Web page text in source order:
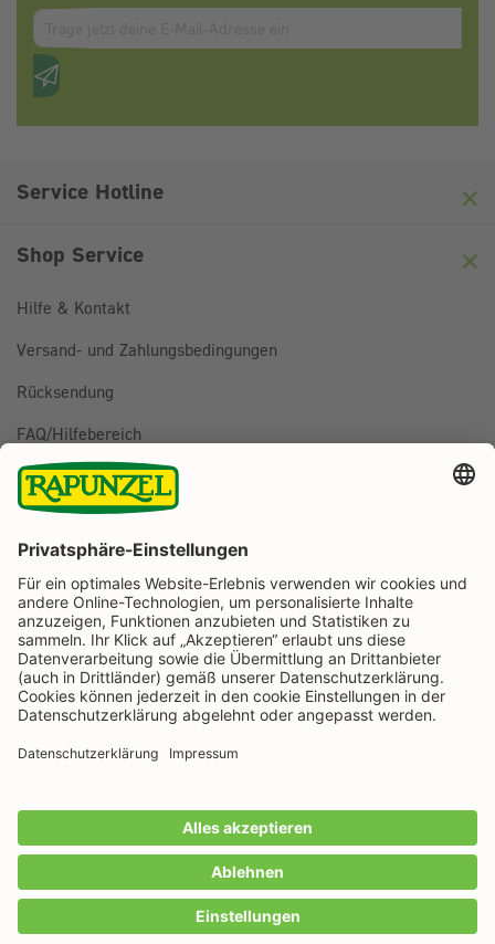
Anzahl
IN DEN WARENKORB
Zum abbonieren des Newsletters, bitte E-Mail Adresse
Anti-Roboter-Verifizierung
Service Hotline
Shop Service
Hilfe & Kontakt
Versand- und Zahlungsbedingungen
Rücksendung
FAQ/Hilfebereich
BESTELLUNG WIDERRUFEN
Rapunzel Naturkost auf Facebook
Rapunzel Naturkost auf Instagram
Rapunzel Naturkost auf YouTube
Rapunzel Naturkost auf Pinterest
Rapunzel Naturkost auf LinkedIn
Informationen
Zahlungsarten
Wir machen Bio aus Liebe seit 1974.
Versandkostenund ggf. Nachnahmegebühren, wenn
nicht anders angegeben.